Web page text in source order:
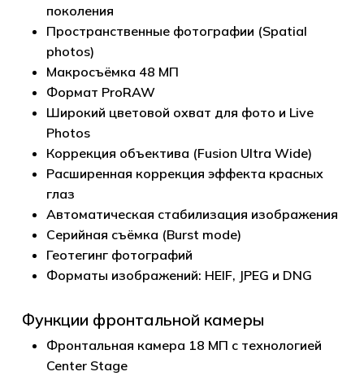
поколения
Пространственные фотографии (Spatial
photos)
Макросъёмка 48 МП
Формат ProRAW
Широкий цветовой охват для фото и Live
Photos
Коррекция объектива (Fusion Ultra Wide)
Расширенная коррекция эффекта красных
глаз
Автоматическая стабилизация изображения
Серийная съёмка (Burst mode)
Геотегинг фотографий
Форматы изображений: HEIF, JPEG и DNG
Функции фронтальной камеры
Фронтальная камера 18 МП с технологией
Center Stage